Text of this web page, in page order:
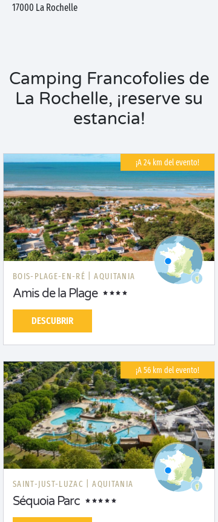
17000 La Rochelle
Camping Francofolies de
La Rochelle, ¡reserve su
estancia!
¡A 24 km del evento!
BOIS-PLAGE-EN-RÉ | AQUITANIA
Amis de la Plage
DESCUBRIR
¡A 56 km del evento!
SAINT-JUST-LUZAC | AQUITANIA
Séquoia Parc